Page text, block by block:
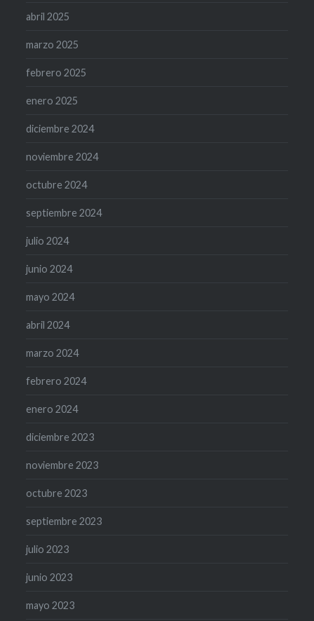
abril 2025
marzo 2025
febrero 2025
enero 2025
diciembre 2024
noviembre 2024
octubre 2024
septiembre 2024
julio 2024
junio 2024
mayo 2024
abril 2024
marzo 2024
febrero 2024
enero 2024
diciembre 2023
noviembre 2023
octubre 2023
septiembre 2023
julio 2023
junio 2023
mayo 2023